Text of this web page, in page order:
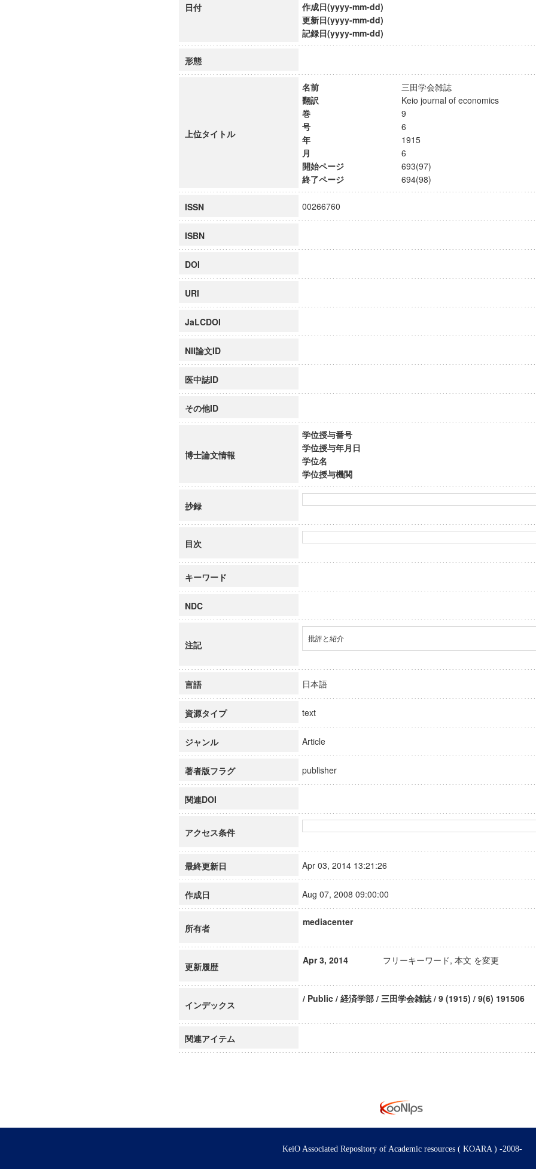
慶應義塾大学グローバルCOEプログラム市民社会ガバナンス教育研究センター
慶應義塾大学グローバルCOEプログラム論理と感性の先端的教育研究拠点
博士課程教育リーディングプログラム「超成熟社会発展のサイエンス」
日付
作成日(yyyy-mm-dd)
更新日(yyyy-mm-dd)
記録日(yyyy-mm-dd)
形態
上位タイトル
名前
三田学会雑誌
翻訳
Keio journal of economics
巻
9
号
6
年
1915
月
6
開始ページ
693(97)
終了ページ
694(98)
ISSN 00266760
ISBN
DOI
URI
JaLCDOI
NII論文ID
医中誌ID
その他ID
博士論文情報
学位授与番号
学位授与年月日
学位名
学位授与機関
抄録
目次
キーワード
NDC
注記
批評と紹介
言語 日本語
資源タイプ text
ジャンル Article
著者版フラグ publisher
関連DOI
アクセス条件
最終更新日 Apr 03, 2014 13:21:26
作成日 Aug 07, 2008 09:00:00
所有者
mediacenter
更新履歴
Apr 3, 2014 フリーキーワード, 本文 を変更
インデックス
/ Public / 経済学部 / 三田学会雑誌 / 9 (1915) / 9(6) 191506
関連アイテム
KeiO Associated Repository of Academic resources ( KOARA ) -2008-